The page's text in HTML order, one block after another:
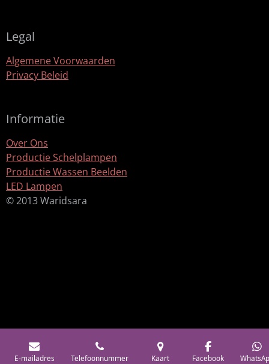
Legal
Algemene Voorwaarden
Privacy Beleid
Informatie
Over Ons
Productie Schelplampen
Productie Wassen Beelden
LED Lampen
© 2013 Waridsara
E-mailadres Telefoonnummer Kaart Facebook